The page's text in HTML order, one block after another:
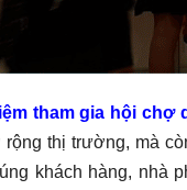
tham gia hội chợ
rộng thị trường, mà
khách hàng, nhà